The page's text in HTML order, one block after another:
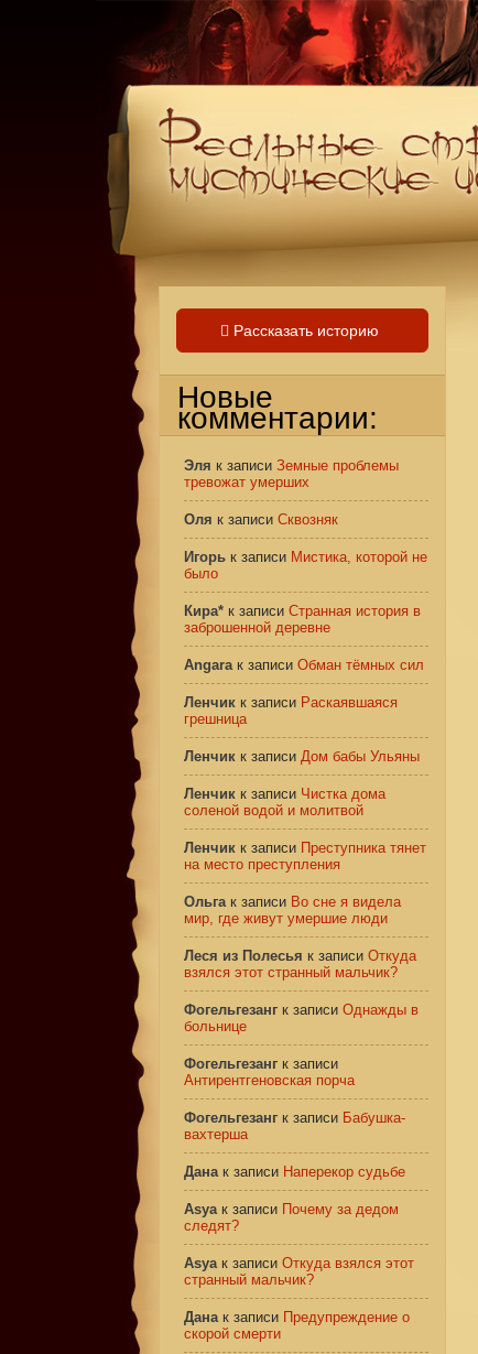
Рассказать историю
Новые
комментарии:
Эля к записи Земные проблемы
тревожат умерших
Оля к записи Сквозняк
Игорь к записи Мистика, которой не
было
Кира* к записи Странная история в
заброшенной деревне
Angaraк записи Обман тёмных сил
Ленчик к записи Раскаявшаяся
грешница
Ленчик к записи Дом бабы Ульяны
Ленчик к записи Чистка дома
соленой водой и молитвой
Ленчик к записи Преступника тянет
на место преступления
Ольгак записи Во сне я видела
мир, где живут умершие люди
Леся из Полесья к записи Откуда
взялся этот странный мальчик?
Фогельгезанг к записи Однажды в
больнице
Фогельгезанг к записи
Антирентгеновская порча
Фогельгезанг к записи Бабушка-
вахтерша
Данак записи Наперекор судьбе
Asyaк записи Почему за дедом
следят?
Asyaк записи Откуда взялся этот
странный мальчик?
Данак записи Предупреждение о
скорой смерти